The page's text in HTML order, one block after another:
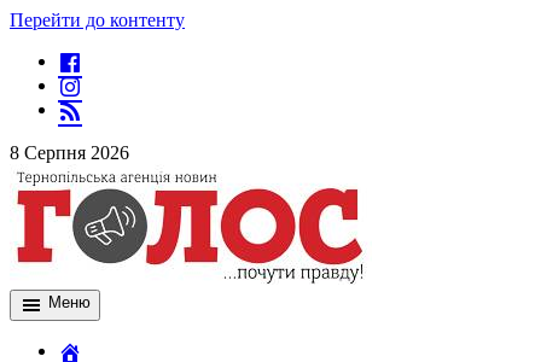
Перейти до контенту
8 Серпня 2026
Меню